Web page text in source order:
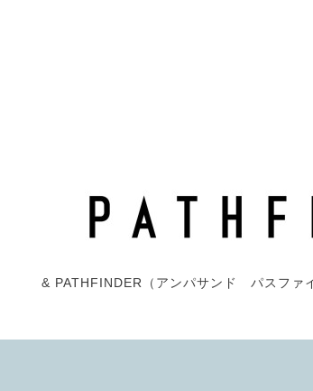
& PATHFINDER（アンパサンド パスファ